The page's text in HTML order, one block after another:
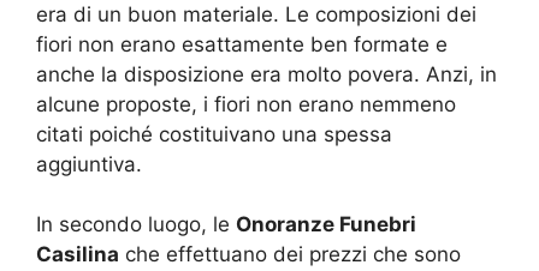
era di un buon materiale. Le composizioni dei
fiori non erano esattamente ben formate e
anche la disposizione era molto povera. Anzi, in
alcune proposte, i fiori non erano nemmeno
citati poiché costituivano una spessa
aggiuntiva.
In secondo luogo, le Onoranze Funebri
Casilina che effettuano dei prezzi che sono